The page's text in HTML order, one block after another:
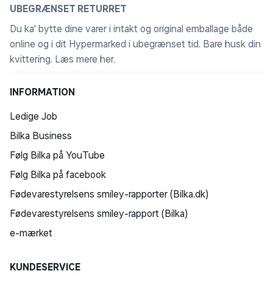
UBEGRÆNSET RETURRET
Du ka' bytte dine varer i intakt og original emballage både
online og i dit Hypermarked i ubegrænset tid. Bare husk din
kvittering. Læs mere her.
INFORMATION
Ledige Job
Bilka Business
Følg Bilka på YouTube
Følg Bilka på facebook
Fødevarestyrelsens smiley-rapporter (Bilka.dk)
Fødevarestyrelsens smiley-rapport (Bilka)
e-mærket
KUNDESERVICE